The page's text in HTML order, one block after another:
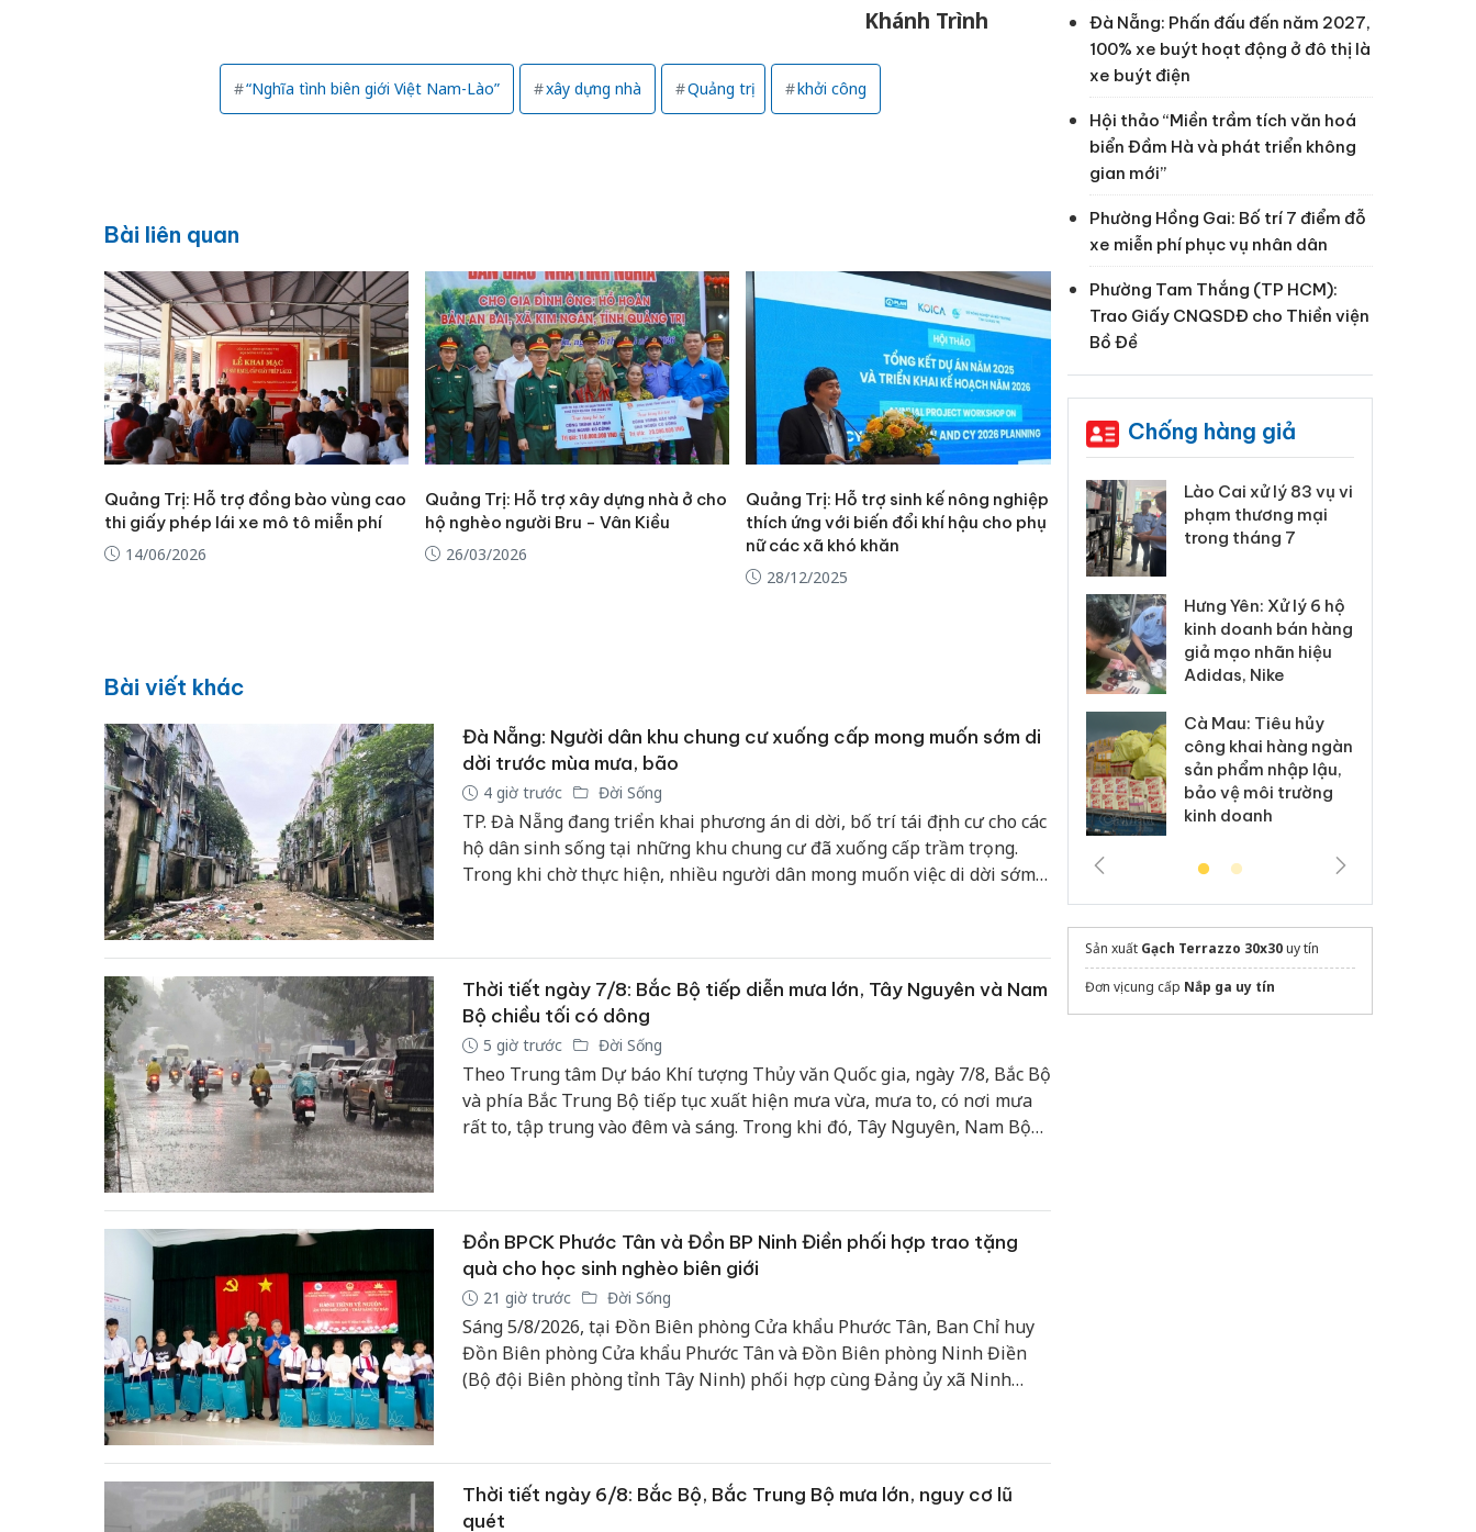
Khánh Trình
“Nghĩa tình biên giới Việt Nam-Lào” xây dựng nhà Quảng trị khởi công
Bài liên quan
Quảng Trị: Hỗ trợ đồng bào vùng cao
thi giấy phép lái xe mô tô miễn phí
14/06/2026
Quảng Trị: Hỗ trợ xây dựng nhà ở cho
hộ nghèo người Bru - Vân Kiều
26/03/2026
Quảng Trị: Hỗ trợ sinh kế nông nghiệp
thích ứng với biến đổi khí hậu cho phụ
nữ các xã khó khăn
28/12/2025
Bài viết khác
Đà Nẵng: Người dân khu chung cư xuống cấp mong muốn sớm di
dời trước mùa mưa, bão
4 giờ trước Đời Sống
TP. Đà Nẵng đang triển khai phương án di dời, bố trí tái định cư cho các
hộ dân sinh sống tại những khu chung cư đã xuống cấp trầm trọng.
Trong khi chờ thực hiện, nhiều người dân mong muốn việc di dời sớm
Thời tiết ngày 7/8: Bắc Bộ tiếp diễn mưa lớn, Tây Nguyên và Nam
Bộ chiều tối có dông
5 giờ trước Đời Sống
Theo Trung tâm Dự báo Khí tượng Thủy văn Quốc gia, ngày 7/8, Bắc Bộ
và phía Bắc Trung Bộ tiếp tục xuất hiện mưa vừa, mưa to, có nơi mưa
rất to, tập trung vào đêm và sáng. Trong khi đó, Tây Nguyên, Nam Bộ
Đồn BPCK Phước Tân và Đồn BP Ninh Điền phối hợp trao tặng
quà cho học sinh nghèo biên giới
21 giờ trước Đời Sống
Sáng 5/8/2026, tại Đồn Biên phòng Cửa khẩu Phước Tân, Ban Chỉ huy
Đồn Biên phòng Cửa khẩu Phước Tân và Đồn Biên phòng Ninh Điền
(Bộ đội Biên phòng tỉnh Tây Ninh) phối hợp cùng Đảng ủy xã Ninh
thắp sáng tự hào”.
Thời tiết ngày 6/8: Bắc Bộ, Bắc Trung Bộ mưa lớn, nguy cơ lũ
quét
Đà Nẵng: Phấn đấu đến năm 2027,
100% xe buýt hoạt động ở đô thị là
xe buýt điện
Hội thảo “Miền trầm tích văn hoá
biển Đầm Hà và phát triển không
gian mới”
Phường Hồng Gai: Bố trí 7 điểm đỗ
xe miễn phí phục vụ nhân dân
Phường Tam Thắng (TP HCM):
Trao Giấy CNQSDĐ cho Thiền viện
Bồ Đề
Chống hàng giả
Công an Thanh Hóa
tìm bị hại trong vụ
án sản xuất, buôn
An Giang: Đối tượng
chủ mưu đường dây
Lào Cai xử lý 83 vụ vi
phạm thương mại
trong tháng 7
Hưng Yên: Xử lý 6 hộ
kinh doanh bán hàng
giả mạo nhãn hiệu
Adidas, Nike
Cà Mau: Tiêu hủy
công khai hàng ngàn
sản phẩm nhập lậu,
bảo vệ môi trường
kinh doanh
Sản xuất Gạch Terrazzo 30x30uy tín
Đơn vị cung cấp Nắp ga uy tín